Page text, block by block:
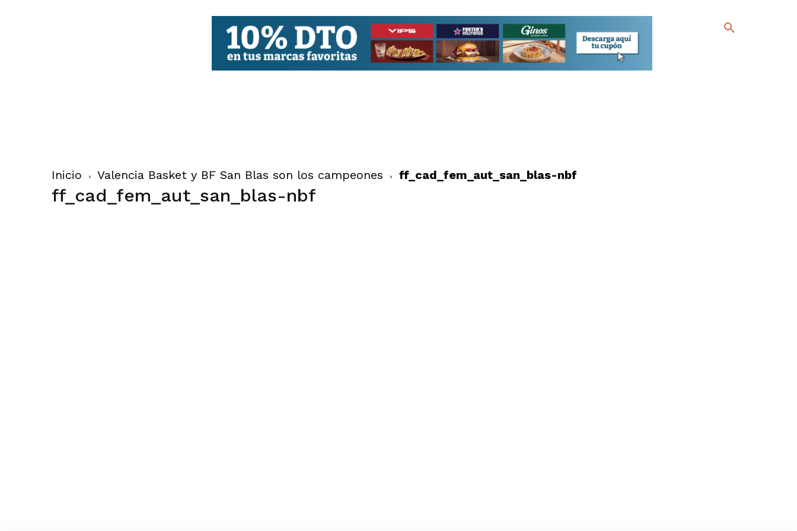
Inicio Valencia Basket y BF San Blas son los campeones ff_cad_fem_aut_san_blas-nbf
ff_cad_fem_aut_san_blas-nbf